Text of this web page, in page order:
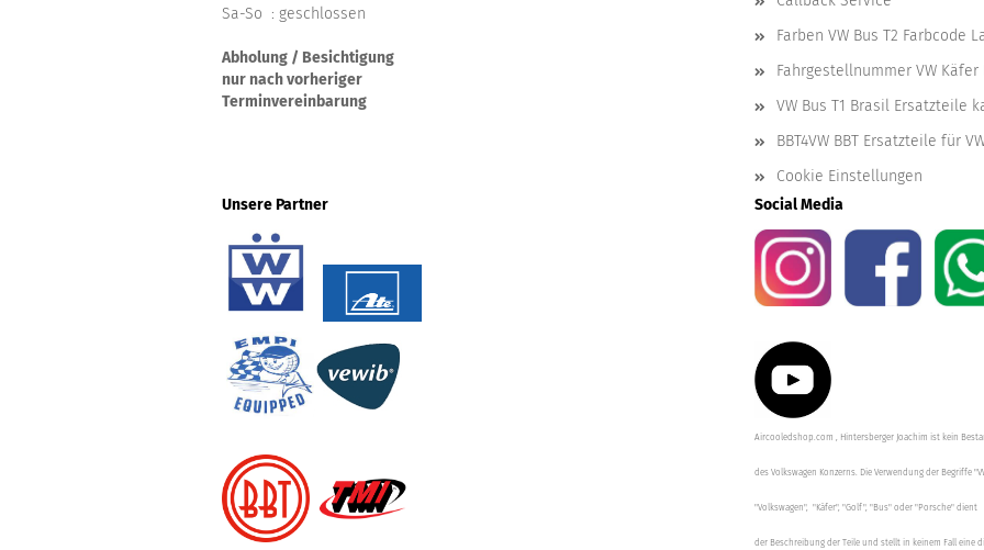
Sa-So : geschlossen
Abholung / Besichtigung
nur nach vorheriger
Terminvereinbarung
Farben VW Bus T2 Farbcode
Fahrgestellnummer VW Käfer
VW Bus T1 Brasil Ersatzteile
BBT4VW BBT Ersatzteile für
Cookie Einstellungen
Unsere Partner
Social Media
Aircooledshop.com , Hintersberger Joachim ist kein
des Volkswagen Konzerns. Die Verwendung der Begriffe
"Volkswagen", "Käfer", "Golf", "Bus" oder "Porsche" dient
der Beschreibung der Teile und stellt in keinem Fall eine